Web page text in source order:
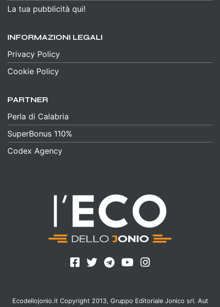
La tua pubblicità qui!
INFORMAZIONI LEGALI
Privacy Policy
Cookie Policy
PARTNER
Perla di Calabria
SuperBonus 110%
Codex Agency
Ecodellojonio.it Copyright 2013, Gruppo Editoriale Jonico srl. Aut